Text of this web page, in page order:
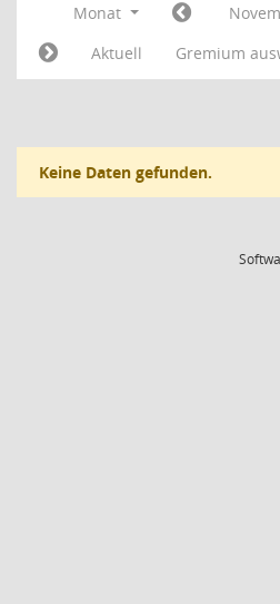
Monat
Aktuell
Gremium
Keine Daten gefunden.